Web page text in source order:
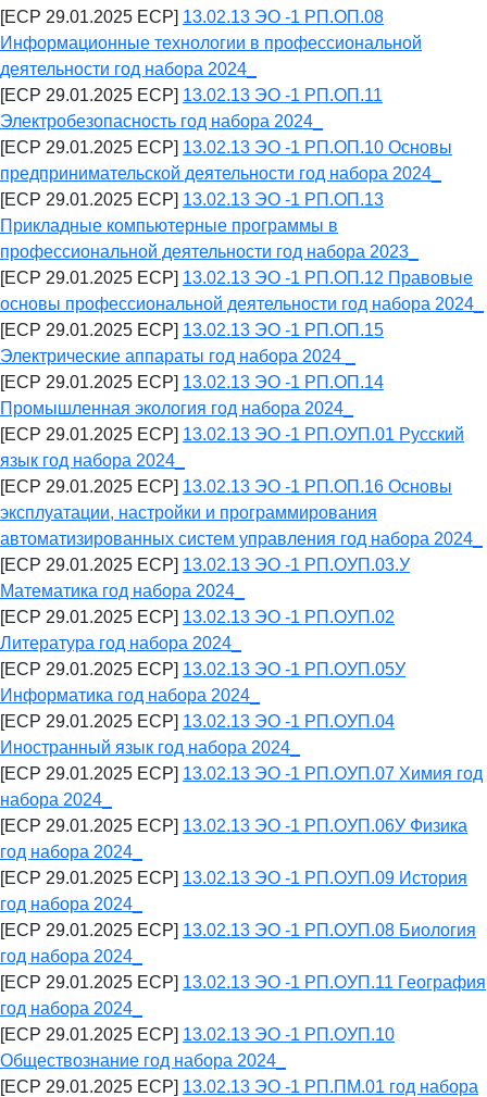
[ECP 29.01.2025 ECP] 13.02.13 ЭО -1 РП.ОП.08
Информационные технологии в профессиональной
деятельности год набора 2024_
[ECP 29.01.2025 ECP] 13.02.13 ЭО -1 РП.ОП.11
Электробезопасность год набора 2024_
[ECP 29.01.2025 ECP] 13.02.13 ЭО -1 РП.ОП.10 Основы
предпринимательской деятельности год набора 2024_
[ECP 29.01.2025 ECP] 13.02.13 ЭО -1 РП.ОП.13
Прикладные компьютерные программы в
профессиональной деятельности год набора 2023_
[ECP 29.01.2025 ECP] 13.02.13 ЭО -1 РП.ОП.12 Правовые
основы профессиональной деятельности год набора 2024_
[ECP 29.01.2025 ECP] 13.02.13 ЭО -1 РП.ОП.15
Электрические аппараты год набора 2024 _
[ECP 29.01.2025 ECP] 13.02.13 ЭО -1 РП.ОП.14
Промышленная экология год набора 2024_
[ECP 29.01.2025 ECP] 13.02.13 ЭО -1 РП.ОУП.01 Русский
язык год набора 2024_
[ECP 29.01.2025 ECP] 13.02.13 ЭО -1 РП.ОП.16 Основы
эксплуатации, настройки и программирования
автоматизированных систем управления год набора 2024_
[ECP 29.01.2025 ECP] 13.02.13 ЭО -1 РП.ОУП.03.У
Математика год набора 2024_
[ECP 29.01.2025 ECP] 13.02.13 ЭО -1 РП.ОУП.02
Литература год набора 2024_
[ECP 29.01.2025 ECP] 13.02.13 ЭО -1 РП.ОУП.05У
Информатика год набора 2024_
[ECP 29.01.2025 ECP] 13.02.13 ЭО -1 РП.ОУП.04
Иностранный язык год набора 2024_
[ECP 29.01.2025 ECP] 13.02.13 ЭО -1 РП.ОУП.07 Химия год
набора 2024_
[ECP 29.01.2025 ECP] 13.02.13 ЭО -1 РП.ОУП.06У Физика
год набора 2024_
[ECP 29.01.2025 ECP] 13.02.13 ЭО -1 РП.ОУП.09 История
год набора 2024_
[ECP 29.01.2025 ECP] 13.02.13 ЭО -1 РП.ОУП.08 Биология
год набора 2024_
[ECP 29.01.2025 ECP] 13.02.13 ЭО -1 РП.ОУП.11 География
год набора 2024_
[ECP 29.01.2025 ECP] 13.02.13 ЭО -1 РП.ОУП.10
Обществознание год набора 2024_
[ECP 29.01.2025 ECP] 13.02.13 ЭО -1 РП.ПМ.01 год набора